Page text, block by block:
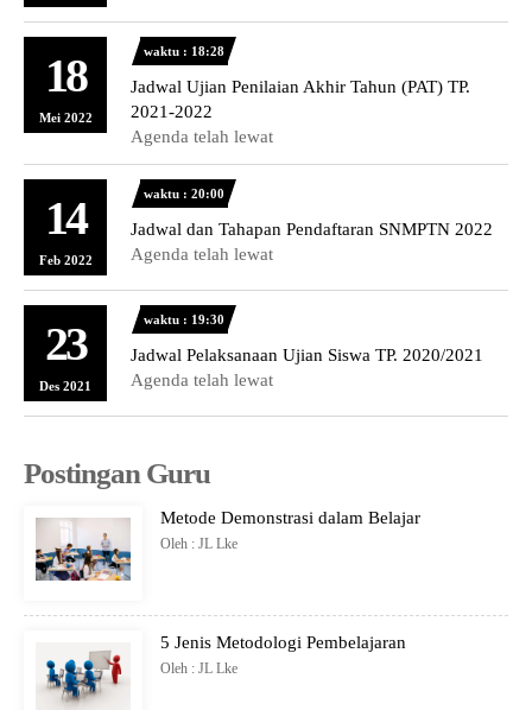
18
Mei 2022
waktu : 18:28
Jadwal Ujian Penilaian Akhir Tahun (PAT) TP.
2021-2022
Agenda telah lewat
14
Feb 2022
waktu : 20:00
Jadwal dan Tahapan Pendaftaran SNMPTN 2022
Agenda telah lewat
23
Des 2021
waktu : 19:30
Jadwal Pelaksanaan Ujian Siswa TP. 2020/2021
Agenda telah lewat
Postingan Guru
Metode Demonstrasi dalam Belajar
Oleh : JL Lke
5 Jenis Metodologi Pembelajaran
Oleh : JL Lke